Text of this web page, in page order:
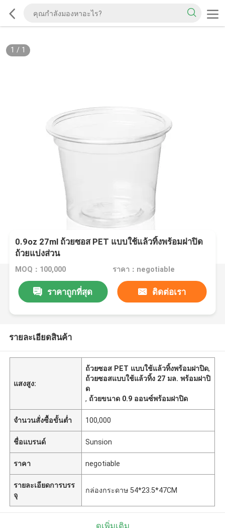
1 / 1
0.9oz 27ml ถ้วยซอส PET แบบใช้แล้วทิ้งพร้อมฝาปิด
ถ้วยแบ่งส่วน
MOQ：100,000 ราคา：negotiable
ราคาถูกที่สุด ติดต่อเรา
รายละเอียดสินค้า
แสงสูง:
ถ้วยซอส PET แบบใช้แล้วทิ้งพร้อมฝาปิด,
ถ้วยซอสแบบใช้แล้วทิ้ง 27 มล. พร้อมฝาปิ
ด
, ถ้วยขนาด 0.9 ออนซ์พร้อมฝาปิด
จำนวนสั่งซื้อขั้นต่ำ 100,000
ชื่อแบรนด์ Sunsion
ราคา negotiable
รายละเอียดการบรร
จุ
กล่องกระดาษ 54*23.5*47CM
ดูเพิ่มเติม